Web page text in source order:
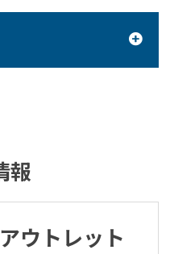
報
ウトレット